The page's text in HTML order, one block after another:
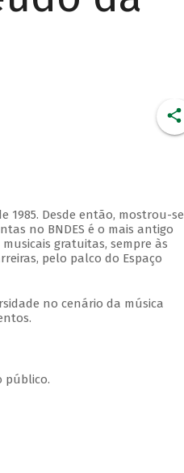
1985. Desde então, mostrou-se
no BNDES é o mais antigo
gratuitas, sempre às
pelo palco do Espaço
no cenário da música
público.